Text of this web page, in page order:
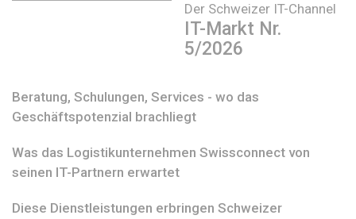
Der Schweizer IT-Channel
IT-Markt Nr.
5/2026
Beratung, Schulungen, Services - wo das
Geschäftspotenzial brachliegt
Was das Logistikunternehmen Swissconnect von
seinen IT-Partnern erwartet
Diese Dienstleistungen erbringen Schweizer